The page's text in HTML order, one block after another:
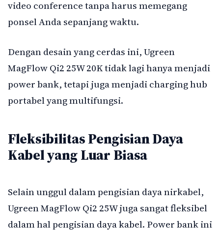
video conference tanpa harus memegang
ponsel Anda sepanjang waktu.
Dengan desain yang cerdas ini, Ugreen
MagFlow Qi2 25W 20K tidak lagi hanya menjadi
power bank, tetapi juga menjadi charging hub
portabel yang multifungsi.
Fleksibilitas Pengisian Daya
Kabel yang Luar Biasa
Selain unggul dalam pengisian daya nirkabel,
Ugreen MagFlow Qi2 25W juga sangat fleksibel
dalam hal pengisian daya kabel. Power bank ini